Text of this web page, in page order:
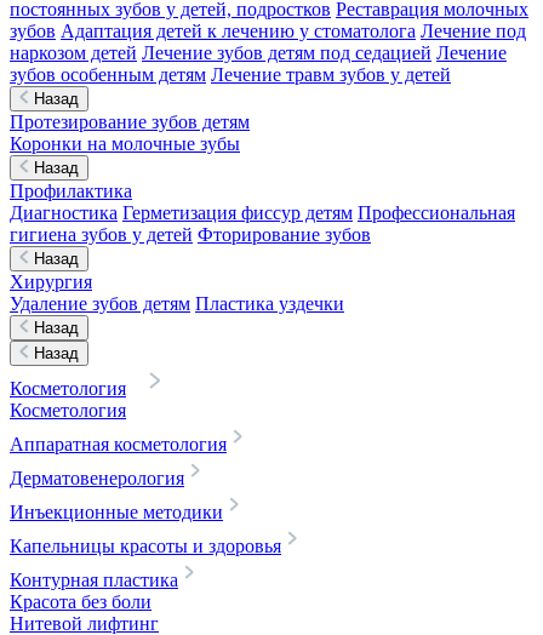
постоянных зубов у детей, подростков Реставрация молочных
зубов Адаптация детей к лечению у стоматолога Лечение под
наркозом детей Лечение зубов детям под седацией Лечение
зубов особенным детям Лечение травм зубов у детей
Назад
Протезирование зубов детям
Коронки на молочные зубы
Назад
Профилактика
Диагностика Герметизация фиссур детям Профессиональная
гигиена зубов у детей Фторирование зубов
Назад
Хирургия
Удаление зубов детям Пластика уздечки
Назад
Назад
Косметология
Косметология
Аппаратная косметология
Дерматовенерология
Инъекционные методики
Капельницы красоты и здоровья
Контурная пластика
Красота без боли
Нитевой лифтинг